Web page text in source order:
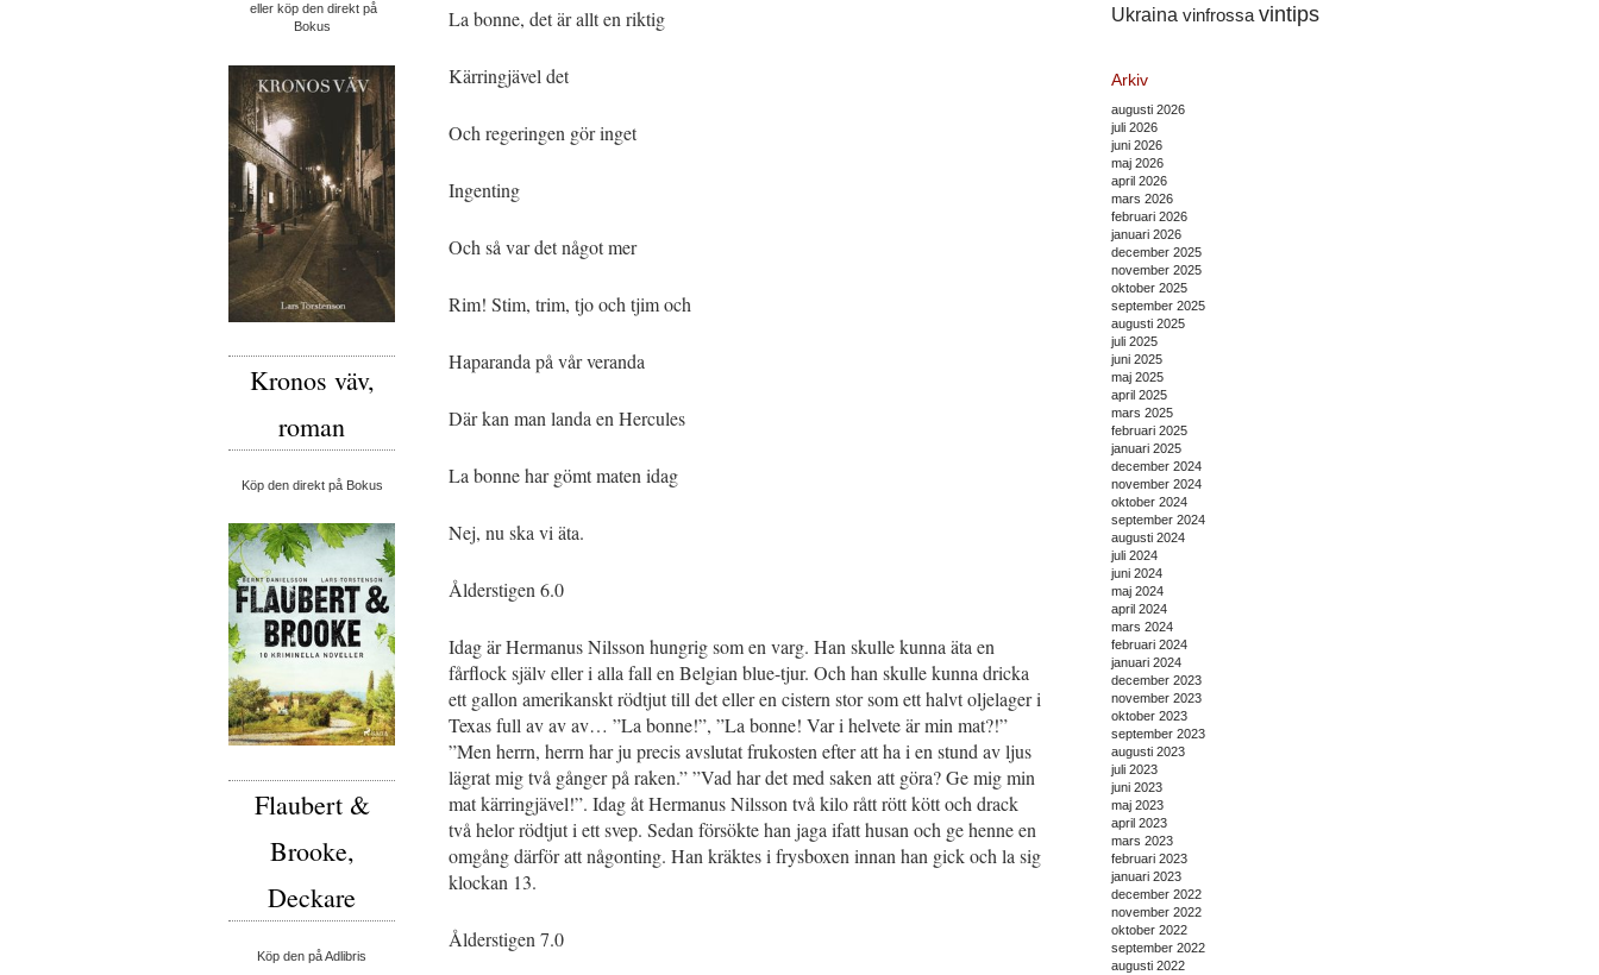
La bonne, det är allt en riktig
Kärringjävel det
Och regeringen gör inget
Ingenting
Och så var det något mer
Rim! Stim, trim, tjo och tjim och
Haparanda på vår veranda
Där kan man landa en Hercules
La bonne har gömt maten idag
Nej, nu ska vi äta.
Ålderstigen 6.0
Idag är Hermanus Nilsson hungrig som en varg. Han skulle kunna äta en
fårflock själv eller i alla fall en Belgian blue-tjur. Och han skulle kunna dricka
ett gallon amerikanskt rödtjut till det eller en cistern stor som ett halvt oljelager i
Texas full av av av… ”La bonne!”, ”La bonne! Var i helvete är min mat?!”
”Men herrn, herrn har ju precis avslutat frukosten efter att ha i en stund av ljus
lägrat mig två gånger på raken.” ”Vad har det med saken att göra? Ge mig min
mat kärringjävel!”. Idag åt Hermanus Nilsson två kilo rått rött kött och drack
två helor rödtjut i ett svep. Sedan försökte han jaga ifatt husan och ge henne en
omgång därför att någonting. Han kräktes i frysboxen innan han gick och la sig
klockan 13.
Ålderstigen 7.0
Ukraina vinfrossa vintips
Arkiv
augusti 2026
juli 2026
juni 2026
maj 2026
april 2026
mars 2026
februari 2026
januari 2026
december 2025
november 2025
oktober 2025
september 2025
augusti 2025
juli 2025
juni 2025
maj 2025
april 2025
mars 2025
februari 2025
januari 2025
december 2024
november 2024
oktober 2024
september 2024
augusti 2024
juli 2024
juni 2024
maj 2024
april 2024
mars 2024
februari 2024
januari 2024
december 2023
november 2023
oktober 2023
september 2023
augusti 2023
juli 2023
juni 2023
maj 2023
april 2023
mars 2023
februari 2023
januari 2023
december 2022
november 2022
oktober 2022
september 2022
augusti 2022
eller köp den direkt på
Bokus
Kronos väv,
roman
Köp den direkt på Bokus
Flaubert &
Brooke,
Deckare
Köp den på Adlibris